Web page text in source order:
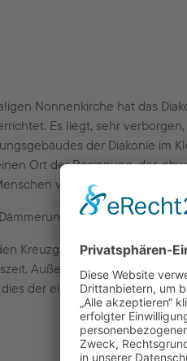
Nonnenkirche hat das
Es liegt, sehr
der Diakonie im
Ort der Besinnung, der,
verborgen bleibt.
oder Dunkelheit
Kreuzgang, der genau zu
Außer dem Teilstück, in
der einzige Kreuzgang in